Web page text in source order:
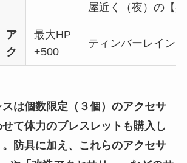
屋近く（夜）の【
ア
ク
最大HP
+500
ティンバーレイン
は個数限定（３個）のアクセサ
て体力のブレスレットも購入し
防具に加え、これらのアクセサ